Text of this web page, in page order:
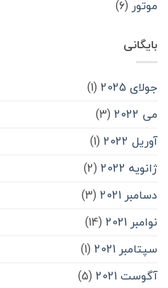
موتور (۶)
بایگانی
جولای 2025
(1)
می 2022
(3)
آوریل 2022
(1)
ژانویه 2022
(2)
دسامبر 2021
(3)
نوامبر 2021
(14)
سپتامبر 2021
(1)
آگوست 2021
(5)